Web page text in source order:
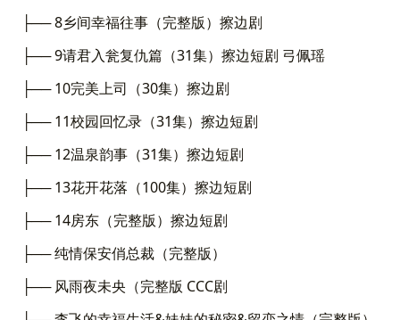
├── 8乡间幸福往事（完整版）擦边剧
├── 9请君入瓮复仇篇（31集）擦边短剧 弓佩瑶
├── 10完美上司（30集）擦边剧
├── 11校园回忆录（31集）擦边短剧
├── 12温泉韵事（31集）擦边短剧
├── 13花开花落（100集）擦边短剧
├── 14房东（完整版）擦边短剧
├── 纯情保安俏总裁（完整版）
├── 风雨夜未央（完整版 CCC剧